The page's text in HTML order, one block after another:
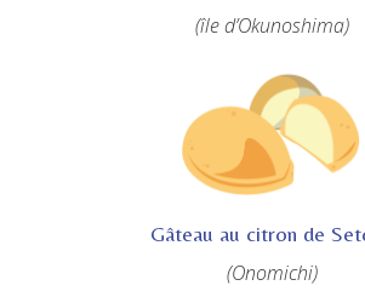
(île d’Okunoshima)
Gâteau au citron de
(Onomichi)